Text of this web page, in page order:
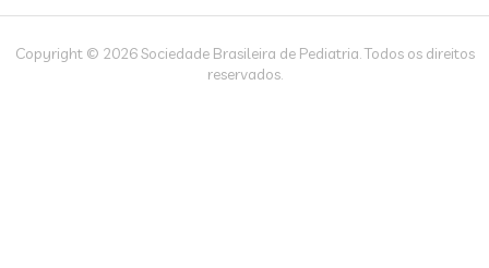
Copyright © 2026 Sociedade Brasileira de Pediatria. Todos os direitos
reservados.